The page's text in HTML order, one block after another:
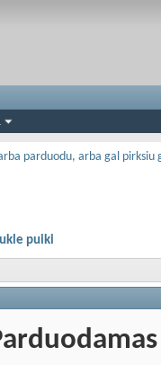
parduodu, arba gal pirksiu
puiki